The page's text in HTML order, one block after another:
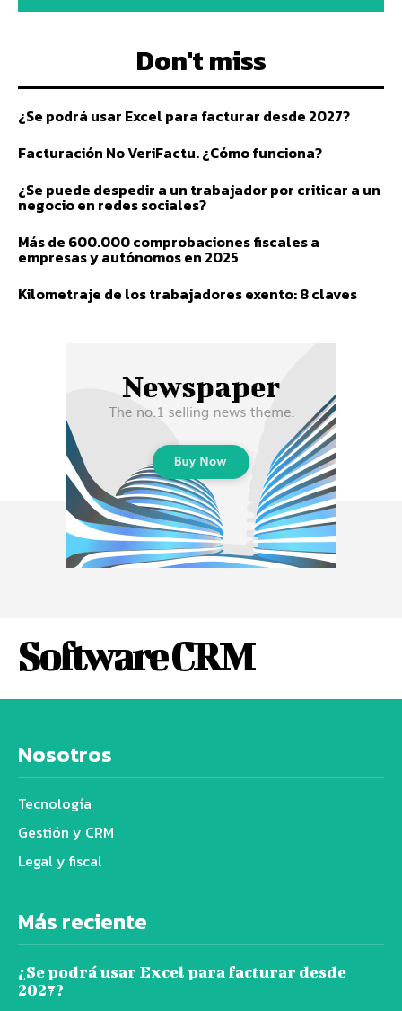
Don't miss
¿Se podrá usar Excel para facturar desde 2027?
Facturación No VeriFactu. ¿Cómo funciona?
¿Se puede despedir a un trabajador por criticar a un
negocio en redes sociales?
Más de 600.000 comprobaciones fiscales a
empresas y autónomos en 2025
Kilometraje de los trabajadores exento: 8 claves
Software CRM
Nosotros
Tecnología
Gestión y CRM
Legal y fiscal
Más reciente
¿Se podrá usar Excel para facturar desde
2027?